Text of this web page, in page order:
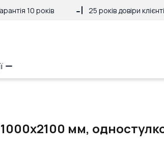
10 років 25 років довіри
мм,